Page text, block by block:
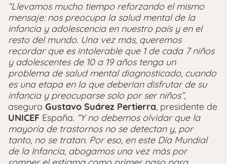
“Llevamos mucho tiempo reforzando el mismo
mensaje: nos preocupa la salud mental de la
infancia y adolescencia en nuestro país y en el
resto del mundo. Una vez más, queremos
recordar que es intolerable que 1 de cada 7 niños
y adolescentes de 10 a 19 años tenga un
problema de salud mental diagnosticado, cuando
es una etapa en la que deberían disfrutar de su
infancia y preocuparse solo por ser niños”,
asegura Gustavo Suárez Pertierra, presidente de
UNICEF España. “Y no debemos olvidar que la
mayoría de trastornos no se detectan y, por
tanto, no se tratan. Por eso, en este Día Mundial
de la Infancia, abogamos una vez más por